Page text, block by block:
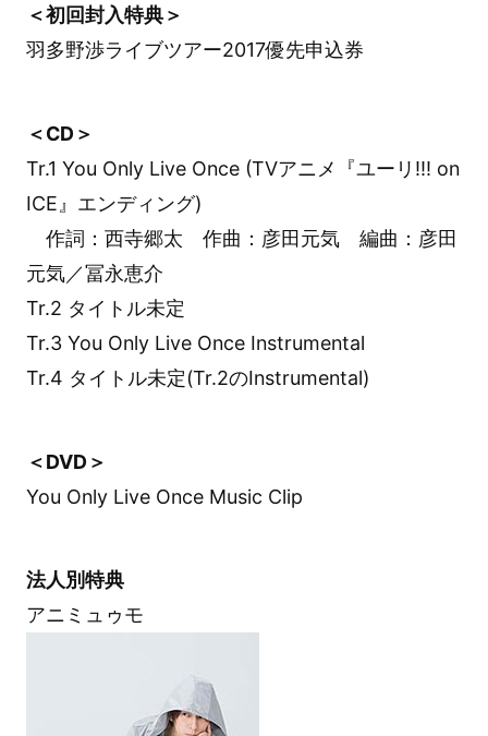
＜初回封入特典＞
羽多野渉ライブツアー2017優先申込券
＜CD＞
Tr.1 You Only Live Once (TVアニメ『ユーリ!!! on
ICE』エンディング)
作詞：西寺郷太 作曲：彦田元気 編曲：彦田
元気／冨永恵介
Tr.2 タイトル未定
Tr.3 You Only Live Once Instrumental
Tr.4 タイトル未定(Tr.2のInstrumental)
＜DVD＞
You Only Live Once Music Clip
法人別特典
アニミュゥモ